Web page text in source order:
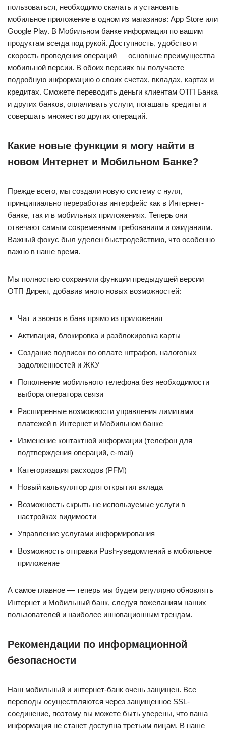
пользоваться, необходимо скачать и установить
мобильное приложение в одном из магазинов: App Store или
Google Play. В Мобильном банке информация по вашим
продуктам всегда под рукой. Доступность, удобство и
скорость проведения операций — основные преимущества
мобильной версии. В обоих версиях вы получаете
подробную информацию о своих счетах, вкладах, картах и
кредитах. Сможете переводить деньги клиентам ОТП Банка
и других банков, оплачивать услуги, погашать кредиты и
совершать множество других операций.
Какие новые функции я могу найти в
новом Интернет и Мобильном Банке?
Прежде всего, мы создали новую систему с нуля,
принципиально переработав интерфейс как в Интернет-
банке, так и в мобильных приложениях. Теперь они
отвечают самым современным требованиям и ожиданиям.
Важный фокус был уделен быстродействию, что особенно
важно в наше время.
Мы полностью сохранили функции предыдущей версии
ОТП Директ, добавив много новых возможностей:
Чат и звонок в банк прямо из приложения
Активация, блокировка и разблокировка карты
Создание подписок по оплате штрафов, налоговых
задолженностей и ЖКУ
Пополнение мобильного телефона без необходимости
выбора оператора связи
Расширенные возможности управления лимитами
платежей в Интернет и Мобильном банке
Изменение контактной информации (телефон для
подтверждения операций, e-mail)
Категоризация расходов (PFM)
Новый калькулятор для открытия вклада
Возможность скрыть не используемые услуги в
настройках видимости
Управление услугами информирования
Возможность отправки Push-уведомлений в мобильное
приложение
А самое главное — теперь мы будем регулярно обновлять
Интернет и Мобильный банк, следуя пожеланиям наших
пользователей и наиболее инновационным трендам.
Рекомендации по информационной
безопасности
Наш мобильный и интернет-банк очень защищен. Все
переводы осуществляются через защищенное SSL-
соединение, поэтому вы можете быть уверены, что ваша
информация не станет доступна третьим лицам. В наше